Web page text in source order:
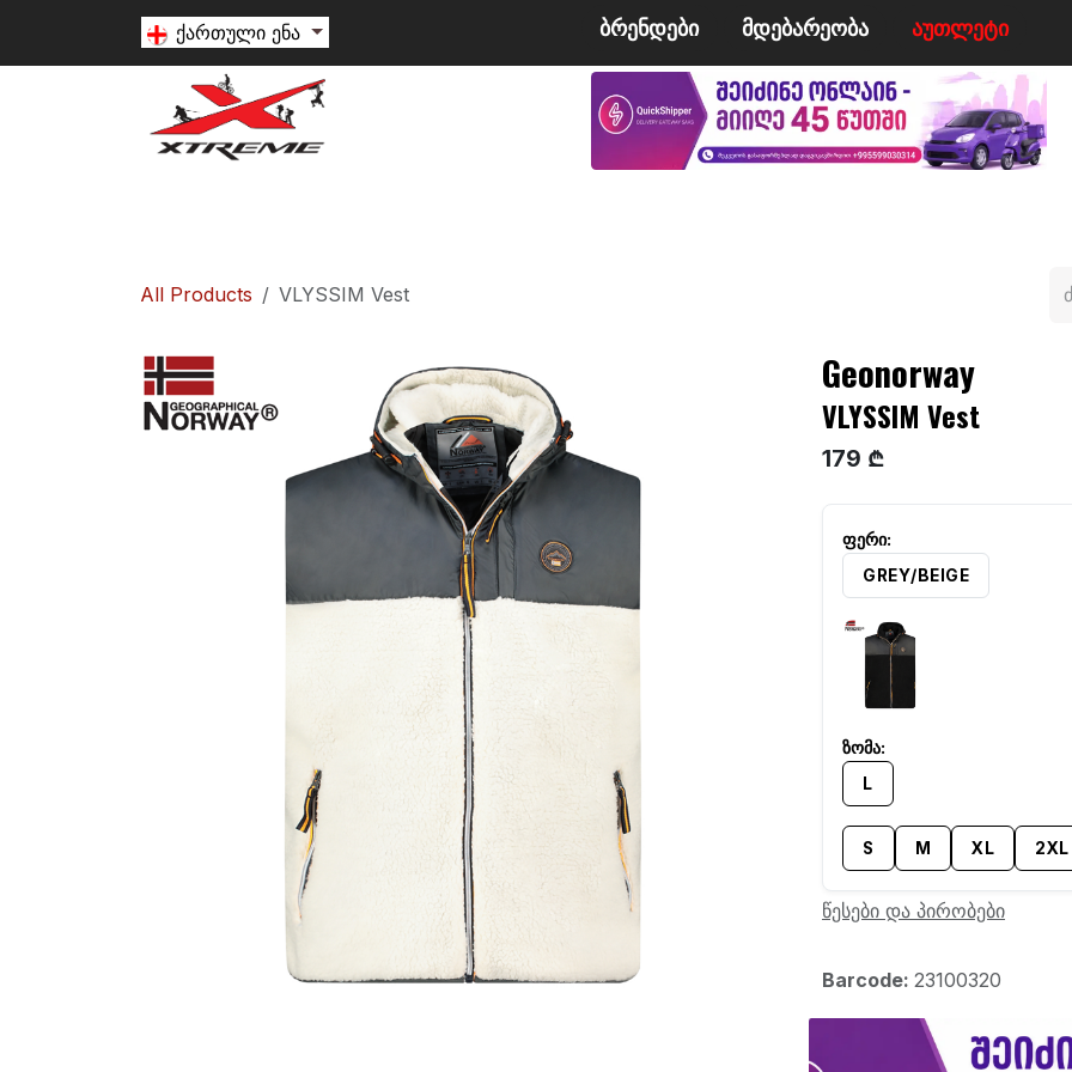
Skip to Content
ქართული ენა ბრენდები მდე​​ბარეობა ა​​უ​​​​​​თლეტი
All Products VLYSSIM Vest
Geonorway
VLYSSIM Vest
179 ₾
GREY/BEIGE
L
S M XL 2XL
წესები და პირობები
Barcode: 23100320